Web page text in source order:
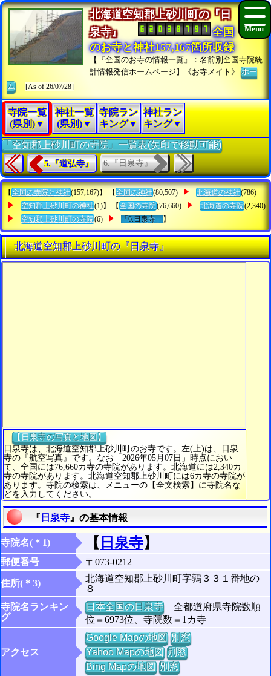
北海道空知郡上砂川町の『日
泉寺』
全国
のお寺と神社157,167箇所収録
【『全国のお寺の情報一覧』：名前別全国寺院統
計情報発信ホームページ】《お寺メイト》ホー
ム
[As of 26/07/28]
寺院一覧
(県別)▼
神社一覧
(県別)▼
寺院ラン
キング▼
神社ラン
キング▼
「空知郡上砂川町の寺院」一覧表(矢印で移動可能)
5.『道弘寺』 6.『日泉寺』
【 全国の寺院と神社(157,167)】 【 全国の神社(80,507) 北海道の神社(786)
空知郡上砂川町の神社(1)】 【 全国の寺院(76,660) 北海道の寺院(2,340)
空知郡上砂川町の寺院(6) 「6.日泉寺」 】
北海道空知郡上砂川町の『日泉寺』
【日泉寺の写真と地図】
日泉寺は、北海道空知郡上砂川町のお寺です。左(上)は、日泉
寺の『航空写真』です。なお「2026年05月07日」時点におい
て、全国には76,660カ寺の寺院があります。北海道には2,340カ
寺の寺院があります。北海道空知郡上砂川町には6カ寺の寺院が
あります。寺院の検索は、メニューの【全文検索】に寺院名な
どを入力してください。
『 日泉寺 』の基本情報
寺院名(＊1) 【 日泉寺】
郵便番号 〒073-0212
住所(＊3)
北海道空知郡上砂川町字鶉３３１番地の
８
寺院名ランキン
グ
日本全国の日泉寺全都道府県寺院数順
位＝6973位、寺院数＝1カ寺
アクセス
Google Mapの地図 別窓
Yahoo Mapの地図 別窓
Bing Mapの地図 別窓